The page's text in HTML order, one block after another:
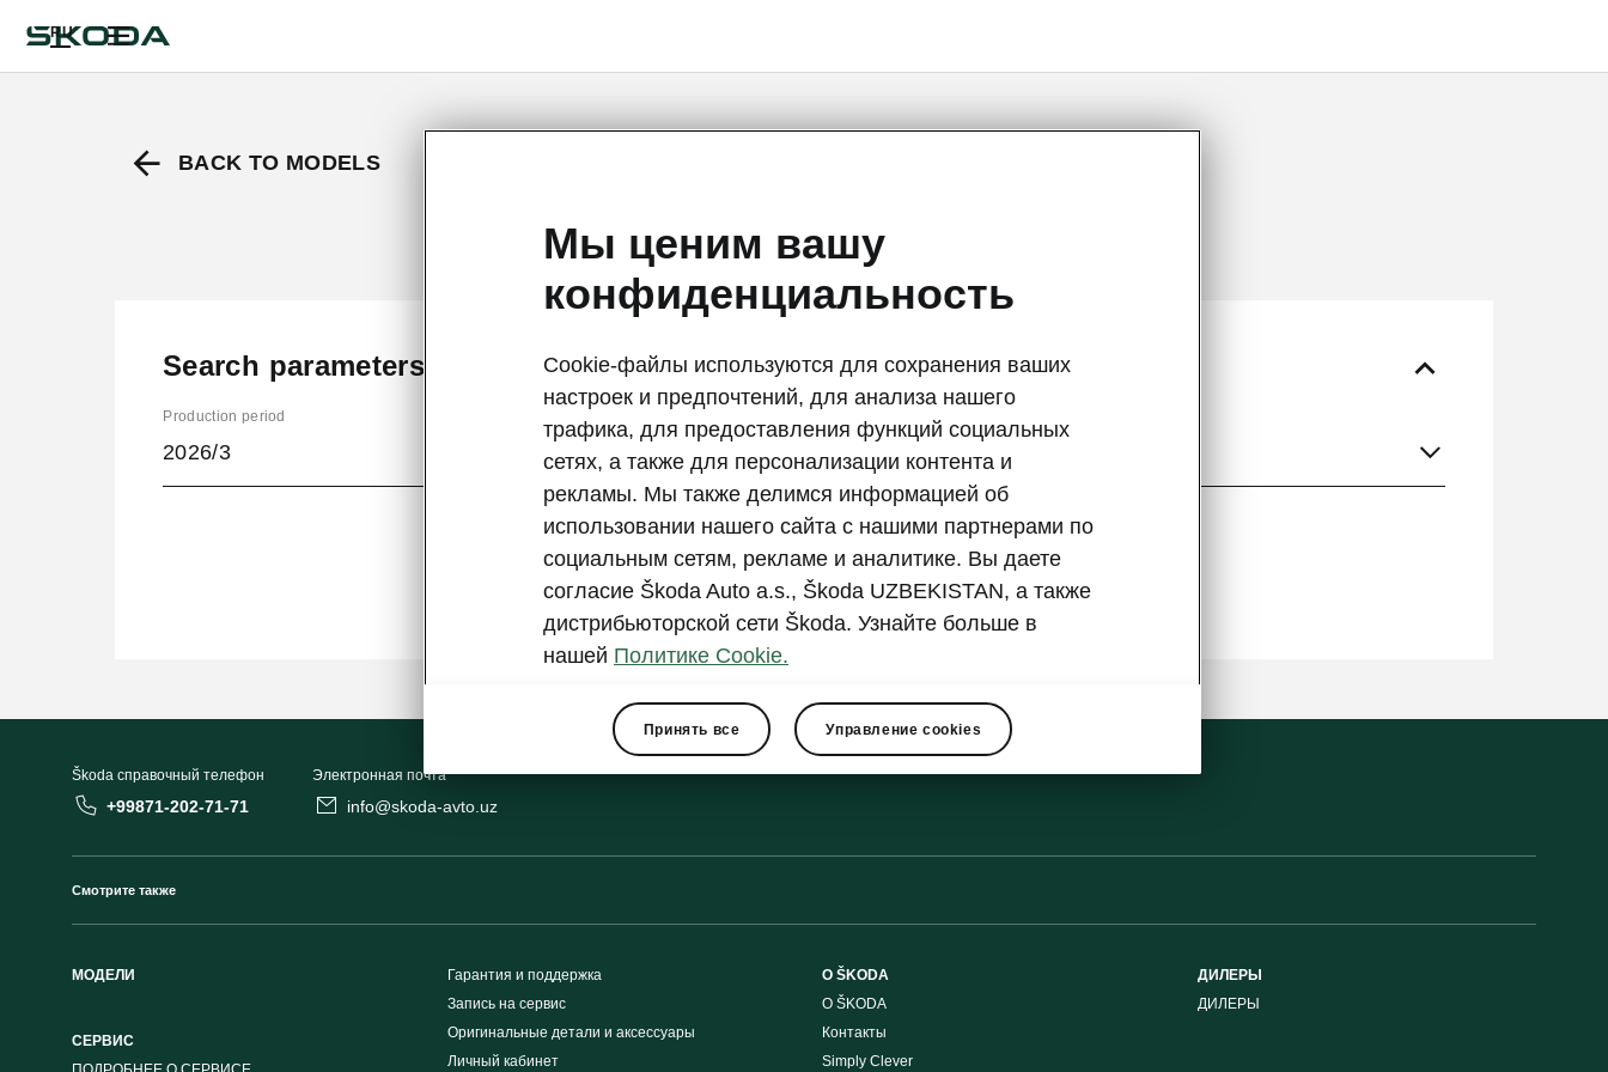
RU
BACK TO MODELS
Fabia - Manuals
Search parameters
Production period
2026/3 Other
Show
Škoda cправочный телефон
+99871-202-71-71
Электронная почта
info@skoda-avto.uz
Смотрите также
МОДЕЛИ
СЕРВИС
Гарантия и поддержка
Запись на сервис
Оригинальные детали и аксессуары
Личный кабинет
О ŠKODA
О ŠKODA
Контакты
Simply Clever
ДИЛЕРЫ
ДИЛЕРЫ
Мы ценим вашу
конфиденциальность
Cookie-файлы используются для сохранения ваших
настроек и предпочтений, для анализа нашего
трафика, для предоставления функций социальных
сетях, а также для персонализации контента и
рекламы. Мы также делимся информацией об
использовании нашего сайта с нашими партнерами по
социальным сетям, рекламе и аналитике. Вы даете
согласие Škoda Auto a.s., Škoda UZBEKISTAN, а также
дистрибьюторской сети Škoda. Узнайте больше в
нашей Политике Cookie.
Принять все Управление cookies